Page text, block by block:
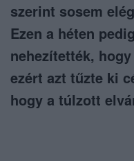
szerint sosem
Ezen a héten
nehezítették,
ezért azt tűzte ki
hogy a túlzott